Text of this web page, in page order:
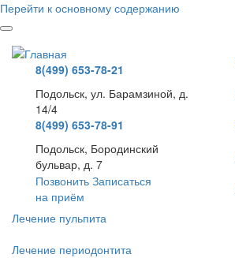
Перейти к основному содержанию
8(499) 653-78-21
Подольск, ул. Барамзиной, д.
14/4
8(499) 653-78-91
Подольск, Бородинский
бульвар, д. 7
Позвонить Записаться
на приём
Лечение пульпита
Лечение периодонтита